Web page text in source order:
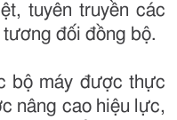
tuyên truyền các
đối đồng bộ.
bộ máy được thực
nâng cao hiệu lực,